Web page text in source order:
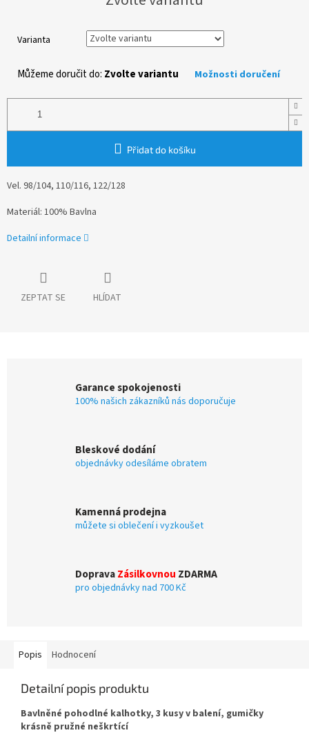
Varianta
Můžeme doručit do: Zvolte variantu Možnosti doručení
Přidat do košíku
Vel. 98/104, 110/116, 122/128
Materiál: 100% Bavlna
Detailní informace
ZEPTAT SE HLÍDAT
Garance spokojenosti
100% našich zákazníků nás doporučuje
Bleskové dodání
objednávky odesíláme obratem
Kamenná prodejna
můžete si oblečení i vyzkoušet
DopravaZásilkovnou ZDARMA
pro objednávky nad 700 Kč
Popis Hodnocení
Detailní popis produktu
Bavlněné pohodlné kalhotky, 3 kusy v balení, gumičky
krásně pružné neškrtící